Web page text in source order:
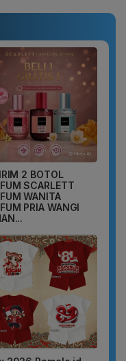
2 BOTOL
SCARLETT
WANITA
PRIA WANGI